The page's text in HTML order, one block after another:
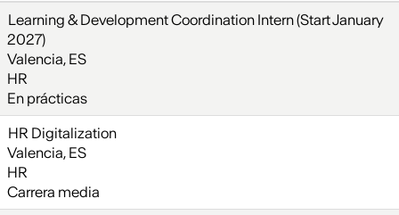
Learning & Development Coordination Intern (Start January
2027)
Valencia, ES
HR
En prácticas
HR Digitalization
Valencia, ES
HR
Carrera media